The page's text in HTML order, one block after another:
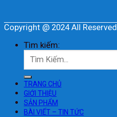
Copyright @ 2024 All Reserved
Tìm kiếm:
TRANG CHỦ
GIỚI THIỆU
SẢN PHẨM
BÀI VIẾT – TIN TỨC